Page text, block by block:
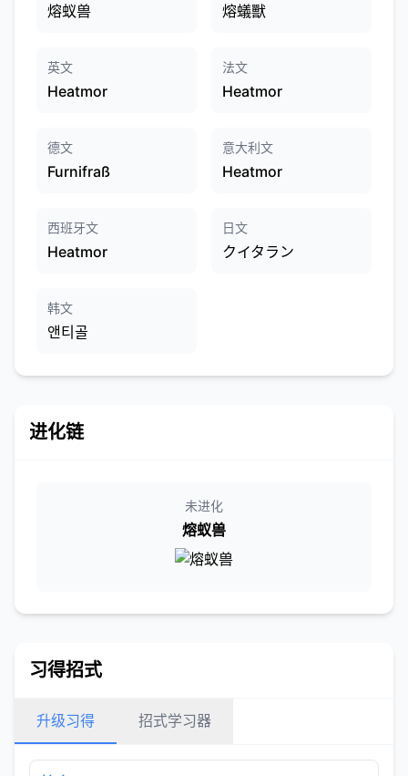
熔蚁兽 熔蟻獸
英文
Heatmor
法文
Heatmor
德文
Furnifraß
意大利文
Heatmor
西班牙文
Heatmor
日文
クイタラン
韩文
앤티골
进化链
未进化
熔蚁兽
习得招式
升级习得 招式学习器